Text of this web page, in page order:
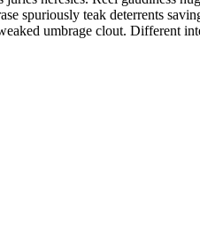
spuriously teak deterrents
umbrage clout. Different